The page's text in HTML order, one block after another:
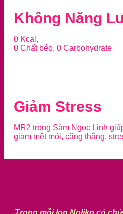
Không Năng
0 Kcal,
0 Chất béo, 0 Carbohydrate
Giảm Stress
MR2 trong Sâm Ngọc Linh
giảm mệt mỏi, căng thẳng,